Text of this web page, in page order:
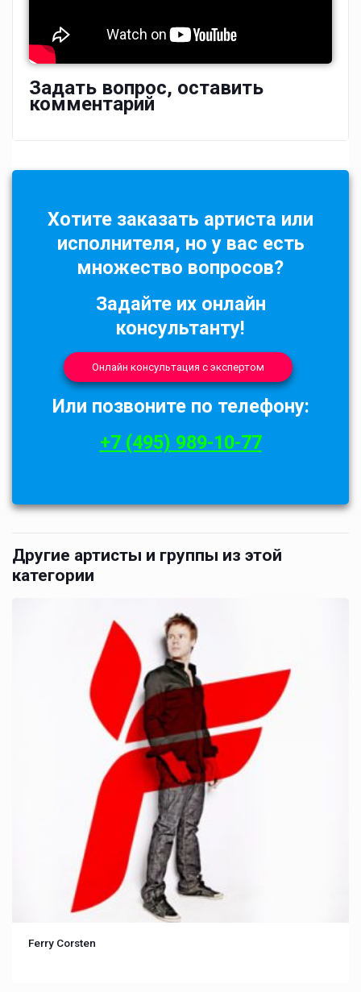
Задать вопрос, оставить
комментарий
Хотите заказать артиста или
исполнителя, но у вас есть
множество вопросов?
Задайте их онлайн
консультанту!
Онлайн консультация с экспертом
Или позвоните по телефону:
+7 (495) 989-10-77
Другие артисты и группы из этой
категории
Ferry Corsten